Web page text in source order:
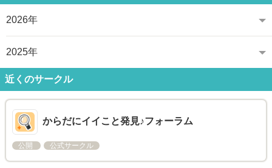
2026年
2025年
近くのサークル
からだにイイこと発見♪フォーラム
公開 公式サークル